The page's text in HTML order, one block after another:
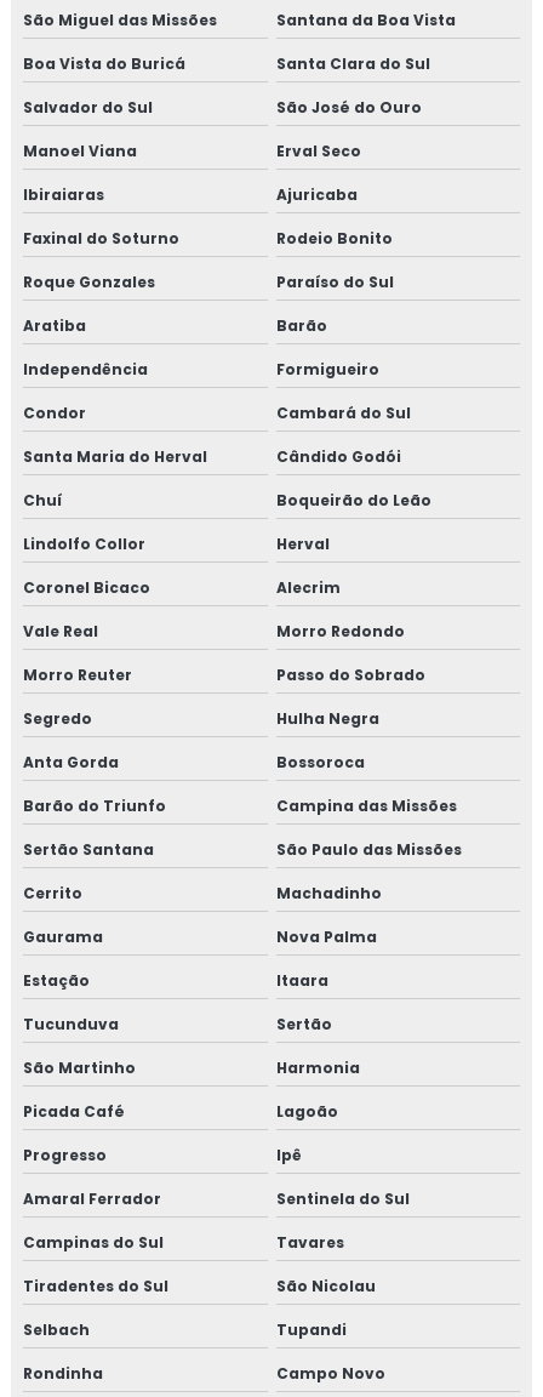
São Miguel das Missões Santana da Boa Vista
Boa Vista do Buricá Santa Clara do Sul
Salvador do Sul São José do Ouro
Manoel Viana Erval Seco
Ibiraiaras Ajuricaba
Faxinal do Soturno Rodeio Bonito
Roque Gonzales Paraíso do Sul
Aratiba Barão
Independência Formigueiro
Condor Cambará do Sul
Santa Maria do Herval Cândido Godói
Chuí Boqueirão do Leão
Lindolfo Collor Herval
Coronel Bicaco Alecrim
Vale Real Morro Redondo
Morro Reuter Passo do Sobrado
Segredo Hulha Negra
Anta Gorda Bossoroca
Barão do Triunfo Campina das Missões
Sertão Santana São Paulo das Missões
Cerrito Machadinho
Gaurama Nova Palma
Estação Itaara
Tucunduva Sertão
São Martinho Harmonia
Picada Café Lagoão
Progresso Ipê
Amaral Ferrador Sentinela do Sul
Campinas do Sul Tavares
Tiradentes do Sul São Nicolau
Selbach Tupandi
Rondinha Campo Novo